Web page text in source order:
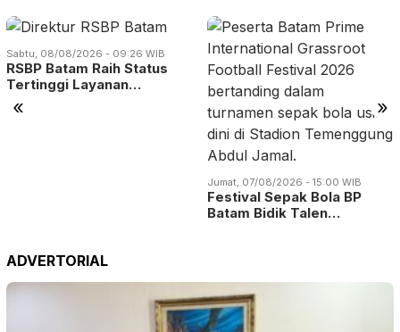
« »
Sabtu, 08/08/2026 - 09:26 WIB
RSBP Batam Raih Status
Tertinggi Layanan…
Jumat, 07/08/2026 - 15:00 WIB
Festival Sepak Bola BP
Batam Bidik Talen…
ADVERTORIAL